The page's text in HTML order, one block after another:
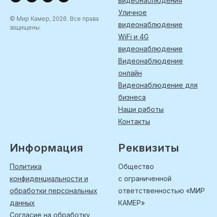
© Мир Камер, 2026. Все права
защищены.
Уличное
видеонаблюдение
WiFi и 4G
видеонаблюдение
Видеонаблюдение
онлайн
Видеонаблюдение для
бизнеса
Наши работы
Контакты
Информация
Политика
конфиденциальности и
обработки персональных
данных
Согласие на обработку
Реквизиты
Общество
с ограниченной
ответственностью «МИР
КАМЕР»